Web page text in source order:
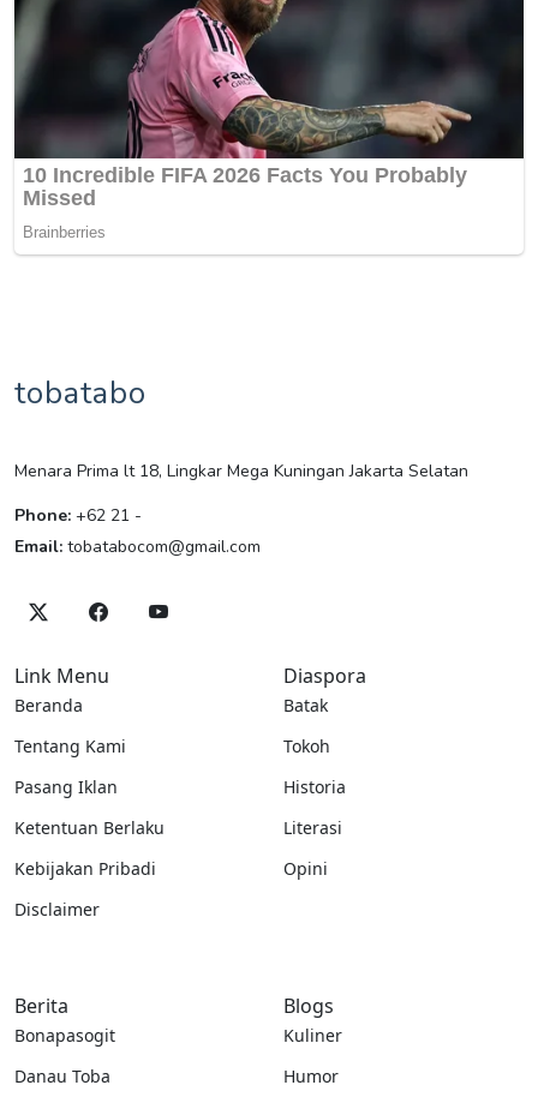
tobatabo
Menara Prima lt 18, Lingkar Mega Kuningan Jakarta Selatan
Phone: +62 21 -
Email: tobatabocom@gmail.com
Link Menu
Beranda
Tentang Kami
Pasang Iklan
Ketentuan Berlaku
Kebijakan Pribadi
Disclaimer
Diaspora
Batak
Tokoh
Historia
Literasi
Opini
Berita
Bonapasogit
Danau Toba
Blogs
Kuliner
Humor